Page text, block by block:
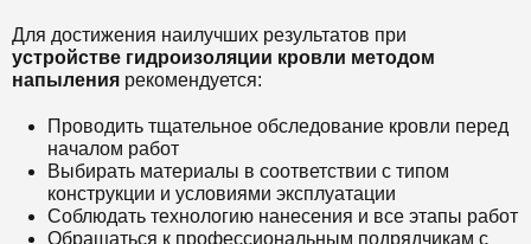
Для достижения наилучших результатов при
устройстве гидроизоляции кровли методом
напыления рекомендуется:
Проводить тщательное обследование кровли перед
началом работ
Выбирать материалы в соответствии с типом
конструкции и условиями эксплуатации
Соблюдать технологию нанесения и все этапы работ
Обращаться к профессиональным подрядчикам с